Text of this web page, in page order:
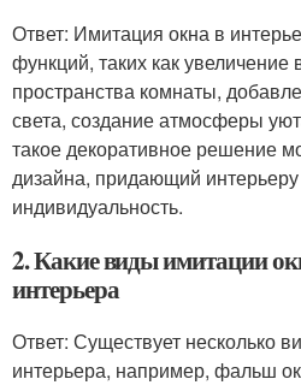
Ответ: Имитация окна в
функций, таких как увеличение
пространства комнаты,
света, создание атмосферы
такое декоративное решение
дизайна, придающий
индивидуальность.
2. Какие виды имитации
интерьера
Ответ: Существует несколько
интерьера, например, фальш